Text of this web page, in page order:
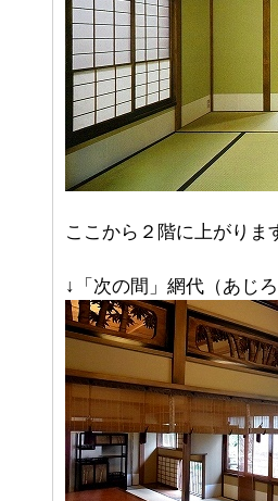
ここから２階に上がりま
↓「次の間」網代（あじ